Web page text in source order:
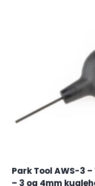
Park Tool AWS-3
– 3 og 4mm